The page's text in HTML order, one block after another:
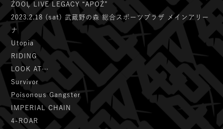
ŹOOĻ LIVE LEGACY “APOŹ”
2023.2.18 (sat) 武蔵野の森 総合スポーツプラザ メインアリー
ナ
Utopia
RIDING
LOOK AT…
Survivor
Poisonous Gangster
IMPERIAL CHAIN
4-ROAR